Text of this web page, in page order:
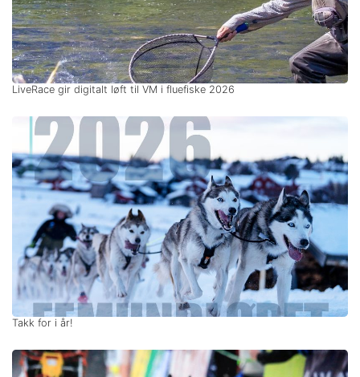
LiveRace gir digitalt løft til VM i fluefiske 2026
Takk for i år!